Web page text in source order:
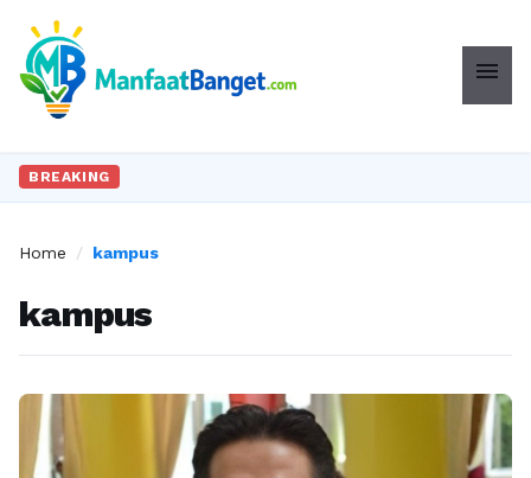
menu
BREAKING
Home / kampus
kampus